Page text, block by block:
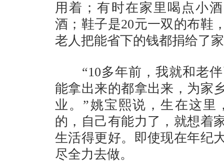
用着；有时在家里喝点小
酒；鞋子是20元一双的布鞋
老人把能省下的钱都捐给了
“10多年前，我就和老伴
能拿出来的都拿出来，为家
业。”姚宝熙说，生在这里
的，自己有能力了，就想着
生活得更好。即使现在年纪
尽全力去做。